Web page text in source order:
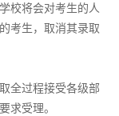
校将会对考生的人
考生，取消其录取
全过程接受各级部
求受理。